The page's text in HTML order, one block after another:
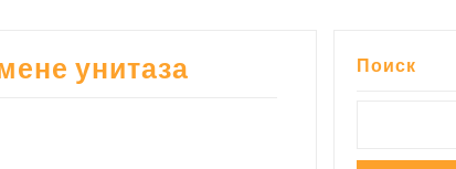
унитаза Поиск